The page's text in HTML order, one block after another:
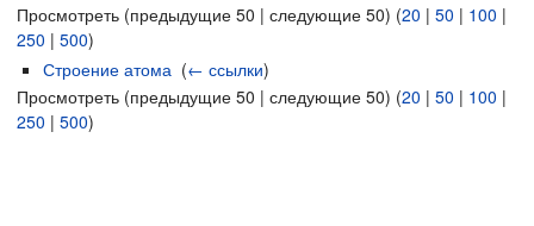
Просмотреть (предыдущие 50 | следующие 50) (20 | 50 | 100 |
250 | 500)
Строение атома (← ссылки)
Просмотреть (предыдущие 50 | следующие 50) (20 | 50 | 100 |
250 | 500)